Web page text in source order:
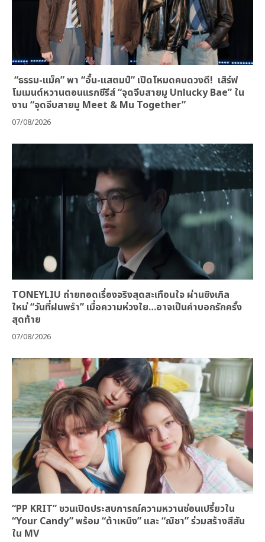
“ธรรม-แม็ค” พา “อั๋น-แสตมป์” เปิดโหมดคนดวงดี! เสิร์ฟ
โมเมนต์หวานตอนแรกซีรีส์ “จุดจีบสายมู Unlucky Bae” ใน
งาน “จุดจีบสายมู Meet & Mu Together”
07/08/2026
TONEYLIU ถ่ายทอดเรื่องจริงสุดสะเทือนใจ ผ่านซิงเกิล
ใหม่ “วันที่ฝนพรำ” เมื่อความห่วงใย…อาจเป็นคำบอกรักครั้ง
สุดท้าย
07/08/2026
“PP KRIT” ชวนเปิดประสบการณ์ความหวานซ่อนเปรี้ยวใน
“Your Candy” พร้อม “ต้าเหนิง” และ “ณิชา” ร่วมสร้างสีสัน
ใน MV